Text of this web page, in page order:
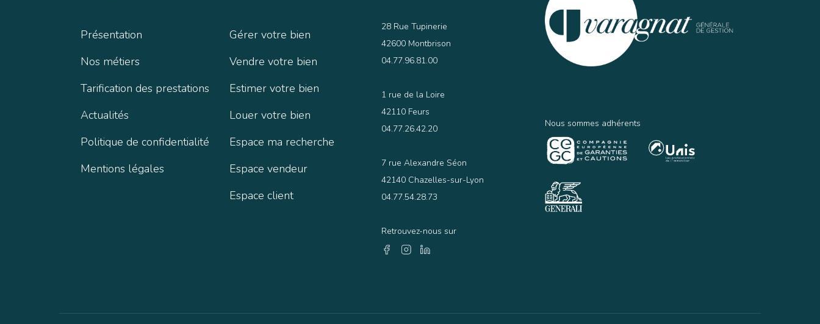
Présentation
Nos métiers
Tarification des prestations
Actualités
Politique de confidentialité
Mentions légales
Gérer votre bien
Vendre votre bien
Estimer votre bien
Louer votre bien
Espace ma recherche
Espace vendeur
Espace client
28 Rue Tupinerie
42600 Montbrison
04.77.96.81.00
1 rue de la Loire
42110 Feurs
04.77.26.42.20
7 rue Alexandre Séon
42140 Chazelles-sur-Lyon
04.77.54.28.73
Retrouvez-nous sur
Nous sommes adhérents